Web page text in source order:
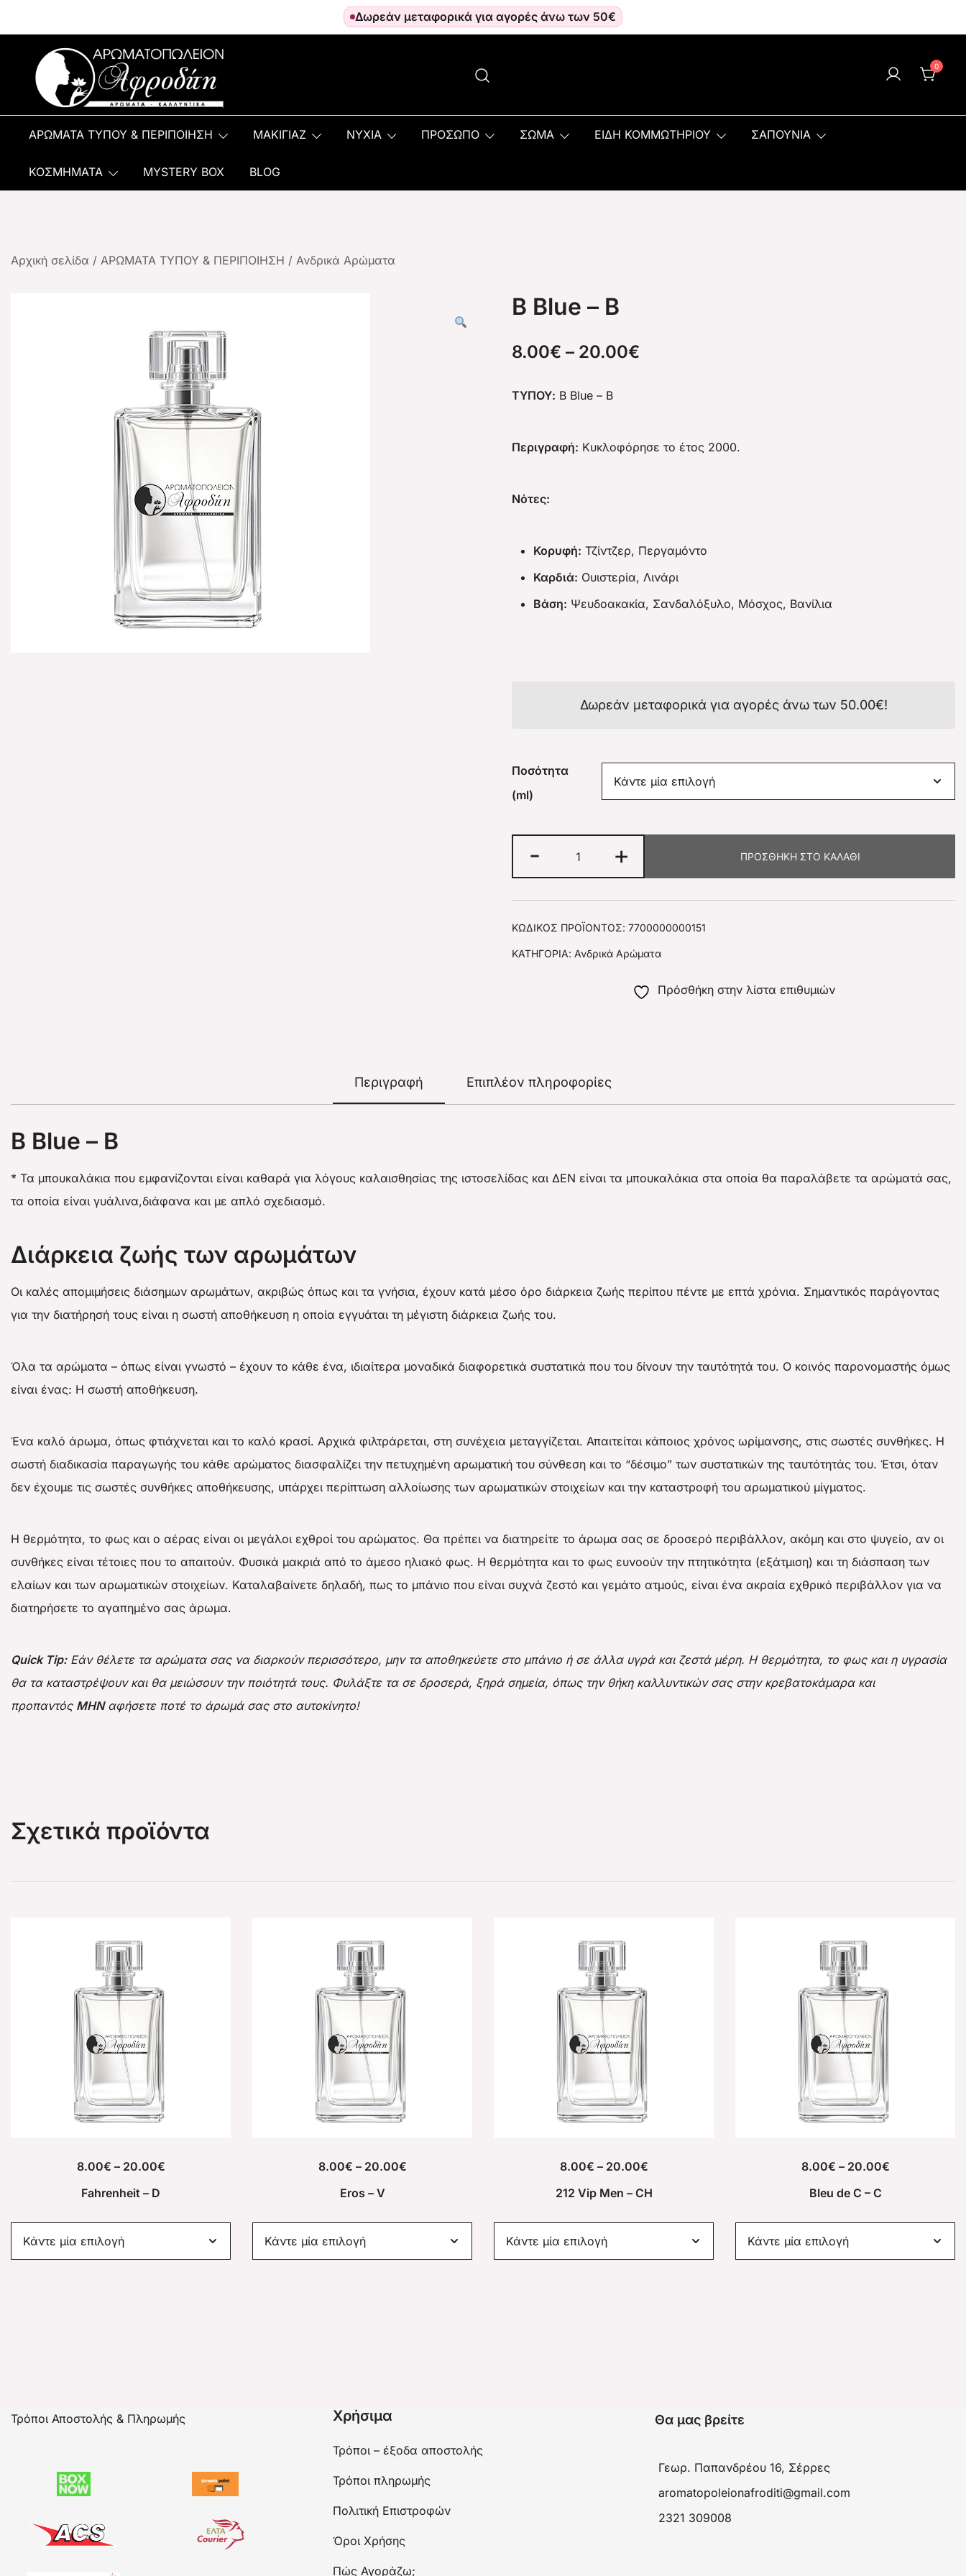
Δωρεάν μεταφορικά για αγορές άνω των 50€
Αρωματοπωλείον Αφροδίτη
0
ΑΡΩΜΑΤΑ ΤΥΠΟΥ & ΠΕΡΙΠΟΙΗΣΗ ΜΑΚΙΓΙΑΖ ΝΥΧΙΑ ΠΡΟΣΩΠΟ ΣΩΜΑ ΕΙΔΗ ΚΟΜΜΩΤΗΡΙΟΥ ΣΑΠΟΥΝΙΑ
ΚΟΣΜΗΜΑΤΑ MYSTERY BOX BLOG
Αρχική σελίδα / ΑΡΩΜΑΤΑ ΤΥΠΟΥ & ΠΕΡΙΠΟΙΗΣΗ / Ανδρικά Αρώματα
B Blue – B
8.00€ – 20.00€
ΤΥΠΟΥ: B Blue – B
Περιγραφή: Κυκλοφόρησε το έτος 2000.
Νότες:
Κορυφή: Τζίντζερ, Περγαμόντο
Καρδιά: Ουιστερία, Λινάρι
Βάση: Ψευδοακακία, Σανδαλόξυλο, Μόσχος, Βανίλια
Δωρεάν μεταφορικά για αγορές άνω των 50.00€!
Ποσότητα
(ml)
- + ΠΡΟΣΘΉΚΗ ΣΤΟ ΚΑΛΆΘΙ
ΚΩΔΙΚΌΣ ΠΡΟΪΌΝΤΟΣ: 7700000000151
ΚΑΤΗΓΟΡΊΑ: Ανδρικά Αρώματα
Πρόσθήκη στην λίστα επιθυμιών
Περιγραφή Επιπλέον πληροφορίες
B Blue – B
* Τα μπουκαλάκια που εμφανίζονται είναι καθαρά για λόγους καλαισθησίας της ιστοσελίδας και ΔΕΝ είναι τα μπουκαλάκια στα οποία θα παραλάβετε τα αρώματά σας,
τα οποία είναι γυάλινα,διάφανα και με απλό σχεδιασμό.
Διάρκεια ζωής των αρωμάτων
Οι καλές απομιμήσεις διάσημων αρωμάτων, ακριβώς όπως και τα γνήσια, έχουν κατά μέσο όρο διάρκεια ζωής περίπου πέντε με επτά χρόνια. Σημαντικός παράγοντας
για την διατήρησή τους είναι η σωστή αποθήκευση η οποία εγγυάται τη μέγιστη διάρκεια ζωής του.
Όλα τα αρώματα – όπως είναι γνωστό – έχουν το κάθε ένα, ιδιαίτερα μοναδικά διαφορετικά συστατικά που του δίνουν την ταυτότητά του. Ο κοινός παρονομαστής όμως
είναι ένας: Η σωστή αποθήκευση.
Ένα καλό άρωμα, όπως φτιάχνεται και το καλό κρασί. Αρχικά φιλτράρεται, στη συνέχεια μεταγγίζεται. Απαιτείται κάποιος χρόνος ωρίμανσης, στις σωστές συνθήκες. Η
σωστή διαδικασία παραγωγής του κάθε αρώματος διασφαλίζει την πετυχημένη αρωματική του σύνθεση και το “δέσιμο” των συστατικών της ταυτότητάς του. Έτσι, όταν
δεν έχουμε τις σωστές συνθήκες αποθήκευσης, υπάρχει περίπτωση αλλοίωσης των αρωματικών στοιχείων και την καταστροφή του αρωματικού μίγματος.
Η θερμότητα, το φως και ο αέρας είναι οι μεγάλοι εχθροί του αρώματος. Θα πρέπει να διατηρείτε το άρωμα σας σε δροσερό περιβάλλον, ακόμη και στο ψυγείο, αν οι
συνθήκες είναι τέτοιες που το απαιτούν. Φυσικά μακριά από το άμεσο ηλιακό φως. Η θερμότητα και το φως ευνοούν την πτητικότητα (εξάτμιση) και τη διάσπαση των
ελαίων και των αρωματικών στοιχείων. Καταλαβαίνετε δηλαδή, πως το μπάνιο που είναι συχνά ζεστό και γεμάτο ατμούς, είναι ένα ακραία εχθρικό περιβάλλον για να
διατηρήσετε το αγαπημένο σας άρωμα.
Quick Tip:Εάν θέλετε τα αρώματα σας να διαρκούν περισσότερο, μην τα αποθηκεύετε στο μπάνιο ή σε άλλα υγρά και ζεστά μέρη. Η θερμότητα, το φως και η υγρασία
θα τα καταστρέψουν και θα μειώσουν την ποιότητά τους. Φυλάξτε τα σε δροσερά, ξηρά σημεία, όπως την θήκη καλλυντικώνσας στην κρεβατοκάμαρα και
προπαντός ΜΗΝαφήσετε ποτέ το άρωμά σας στο αυτοκίνητο!
Σχετικά προϊόντα
8.00€ – 20.00€
Fahrenheit – D
8.00€ – 20.00€
Eros – V
8.00€ – 20.00€
212 Vip Men – CΗ
8.00€ – 20.00€
Bleu de C – C
Τρόποι Αποστολής & Πληρωμής Χρήσιμα
Τρόποι – έξοδα αποστολής
Τρόποι πληρωμής
Πολιτική Επιστροφών
Όροι Χρήσης
Πώς Αγοράζω;
Θα μας βρείτε
Γεωρ. Παπανδρέου 16, Σέρρες
aromatopoleionafroditi@gmail.com
2321 309008